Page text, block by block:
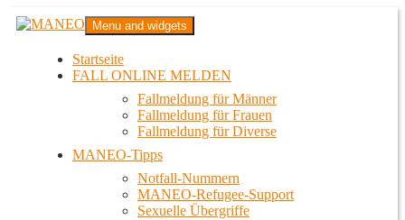
Zum
InhaltMANEO
Das schwule Anti-Gewalt-Projekt in Berlin
Menu and widgets
Startseite
FALL ONLINE MELDEN
Fallmeldung für Männer
Fallmeldung für Frauen
Fallmeldung für Diverse
MANEO-Tipps
Notfall-Nummern
MANEO-Refugee-Support
Sexuelle Übergriffe